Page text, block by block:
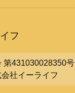
フ
第431030028350号
社イーライフ